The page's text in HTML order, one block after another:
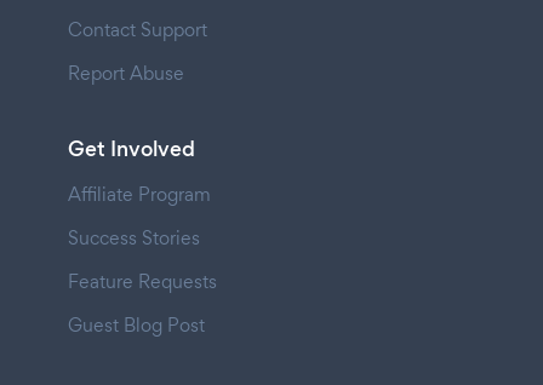
Contact Support
Report Abuse
Get Involved
Affiliate Program
Success Stories
Feature Requests
Guest Blog Post